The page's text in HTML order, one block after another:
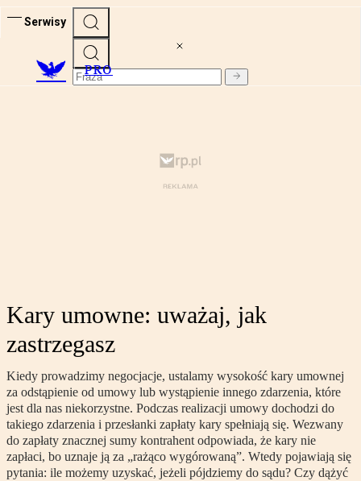
Serwisy
PRO
Kary umowne: uważaj, jak
zastrzegasz
Kiedy prowadzimy negocjacje, ustalamy wysokość kary umownej
za odstąpienie od umowy lub wystąpienie innego zdarzenia, które
jest dla nas niekorzystne. Podczas realizacji umowy dochodzi do
takiego zdarzenia i przesłanki zapłaty kary spełniają się. Wezwany
do zapłaty znacznej sumy kontrahent odpowiada, że kary nie
zapłaci, bo uznaje ją za „rażąco wygórowaną”. Wtedy pojawiają się
pytania: ile możemy uzyskać, jeżeli pójdziemy do sądu? Czy dążyć